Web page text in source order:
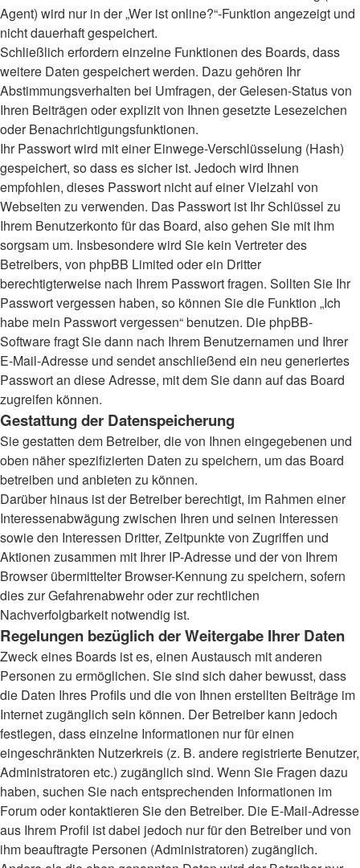
Agent) wird nur in der „Wer ist online?“-Funktion angezeigt und
nicht dauerhaft gespeichert.
Schließlich erfordern einzelne Funktionen des Boards, dass
weitere Daten gespeichert werden. Dazu gehören Ihr
Abstimmungsverhalten bei Umfragen, der Gelesen-Status von
Ihren Beiträgen oder explizit von Ihnen gesetzte Lesezeichen
oder Benachrichtigungsfunktionen.
Ihr Passwort wird mit einer Einwege-Verschlüsselung (Hash)
gespeichert, so dass es sicher ist. Jedoch wird Ihnen
empfohlen, dieses Passwort nicht auf einer Vielzahl von
Webseiten zu verwenden. Das Passwort ist Ihr Schlüssel zu
Ihrem Benutzerkonto für das Board, also gehen Sie mit ihm
sorgsam um. Insbesondere wird Sie kein Vertreter des
Betreibers, von phpBB Limited oder ein Dritter
berechtigterweise nach Ihrem Passwort fragen. Sollten Sie Ihr
Passwort vergessen haben, so können Sie die Funktion „Ich
habe mein Passwort vergessen“ benutzen. Die phpBB-
Software fragt Sie dann nach Ihrem Benutzernamen und Ihrer
E-Mail-Adresse und sendet anschließend ein neu generiertes
Passwort an diese Adresse, mit dem Sie dann auf das Board
zugreifen können.
Gestattung der Datenspeicherung
Sie gestatten dem Betreiber, die von Ihnen eingegebenen und
oben näher spezifizierten Daten zu speichern, um das Board
betreiben und anbieten zu können.
Darüber hinaus ist der Betreiber berechtigt, im Rahmen einer
Interessenabwägung zwischen Ihren und seinen Interessen
sowie den Interessen Dritter, Zeitpunkte von Zugriffen und
Aktionen zusammen mit Ihrer IP-Adresse und der von Ihrem
Browser übermittelter Browser-Kennung zu speichern, sofern
dies zur Gefahrenabwehr oder zur rechtlichen
Nachverfolgbarkeit notwendig ist.
Regelungen bezüglich der Weitergabe Ihrer Daten
Zweck eines Boards ist es, einen Austausch mit anderen
Personen zu ermöglichen. Sie sind sich daher bewusst, dass
die Daten Ihres Profils und die von Ihnen erstellten Beiträge im
Internet zugänglich sein können. Der Betreiber kann jedoch
festlegen, dass einzelne Informationen nur für einen
eingeschränkten Nutzerkreis (z. B. andere registrierte Benutzer,
Administratoren etc.) zugänglich sind. Wenn Sie Fragen dazu
haben, suchen Sie nach entsprechenden Informationen im
Forum oder kontaktieren Sie den Betreiber. Die E-Mail-Adresse
aus Ihrem Profil ist dabei jedoch nur für den Betreiber und von
ihm beauftragte Personen (Administratoren) zugänglich.